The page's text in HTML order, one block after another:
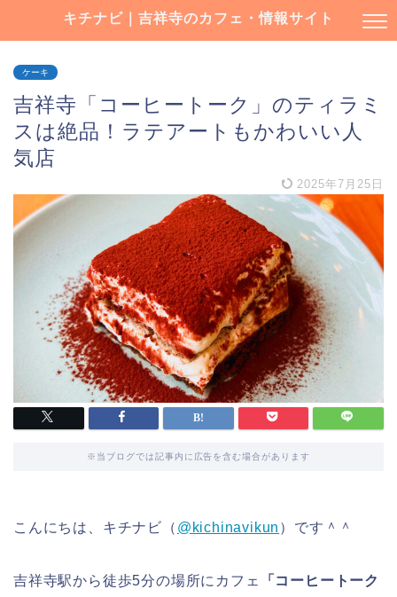
キチナビ｜吉祥寺のカフェ・情報サイト
ケーキ
吉祥寺「コーヒートーク」のティラミ
スは絶品！ラテアートもかわいい人
気店
2025年7月25日
※当ブログでは記事内に広告を含む場合があります
こんにちは、キチナビ（ @kichinavikun ）です＾＾
吉祥寺駅から徒歩5分の場所にカフェ
「コーヒートーク